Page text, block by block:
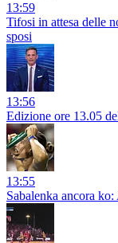
13:59
Tifosi in attesa delle
sposi
13:56
Edizione ore 13.05
13:55
Sabalenka ancora